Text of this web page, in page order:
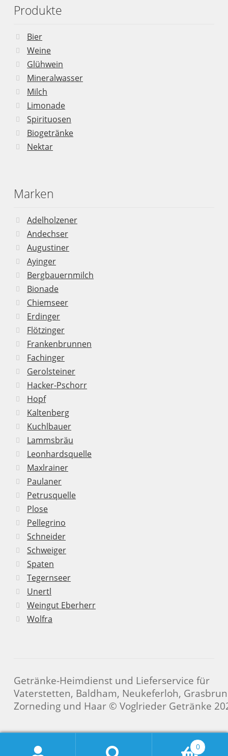
Produkte
Bier
Weine
Glühwein
Mineralwasser
Milch
Limonade
Spirituosen
Biogetränke
Nektar
Marken
Adelholzener
Andechser
Augustiner
Ayinger
Bergbauernmilch
Bionade
Chiemseer
Erdinger
Flötzinger
Frankenbrunnen
Fachinger
Gerolsteiner
Hacker-Pschorr
Hopf
Kaltenberg
Kuchlbauer
Lammsbräu
Leonhardsquelle
Maxlrainer
Paulaner
Petrusquelle
Plose
Pellegrino
Schneider
Schweiger
Spaten
Tegernseer
Unertl
Weingut Eberherr
Wolfra
Getränke-Heimdienst und Lieferservice für
Vaterstetten, Baldham, Neukeferloh,
Zorneding und Haar © Voglrieder Getränke
0